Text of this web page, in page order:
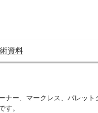
資料
ナー、マークレス、パレッ
す。